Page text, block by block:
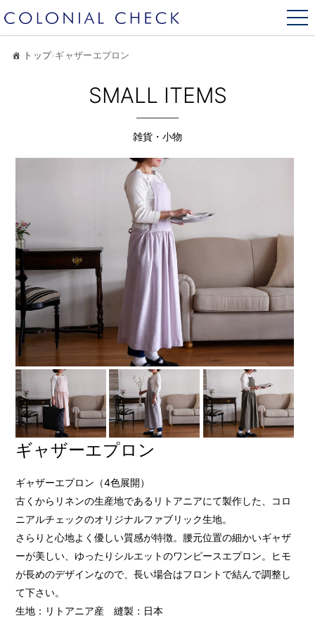
トップ›ギャザーエプロン
SMALL ITEMS
雑貨・小物
ギャザーエプロン
ギャザーエプロン（4色展開）
古くからリネンの生産地であるリトアニアにて製作した、コロ
ニアルチェックのオリジナルファブリック生地。
さらりと心地よく優しい質感が特徴。腰元位置の細かいギャザ
ーが美しい、ゆったりシルエットのワンピースエプロン。ヒモ
が長めのデザインなので、長い場合はフロントで結んで調整し
て下さい。
生地：リトアニア産 縫製：日本